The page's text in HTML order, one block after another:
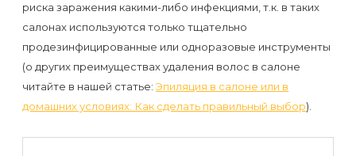
риска заражения какими-либо инфекциями, т.к. в таких
салонах используются только тщательно
продезинфицированные или одноразовые инструменты
(о других преимуществах удаления волос в салоне
читайте в нашей статье:Эпиляция в салоне или в
домашних условиях: Как сделать правильный выбор).